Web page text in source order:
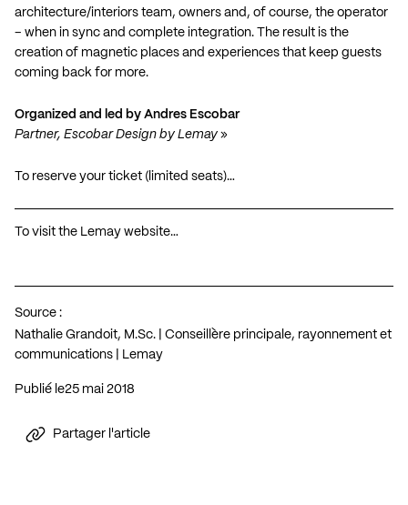
architecture/interiors team, owners and, of course, the operator
– when in sync and complete integration. The result is the
creation of magnetic places and experiences that keep guests
coming back for more.
Organized and led by Andres Escobar
Partner, Escobar Design by Lemay »
To reserve your ticket (limited seats)…
To visit the Lemay website…
Source :
Nathalie Grandoit, M.Sc. | Conseillère principale, rayonnement et
communications | Lemay
Publié le 25 mai 2018
Partager l'article